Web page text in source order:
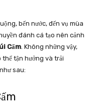
bến nước, đến vụ mùa
đánh cá tạo nên cảnh
Cấm. Không những vậy,
tận hưởng và trải
sau: